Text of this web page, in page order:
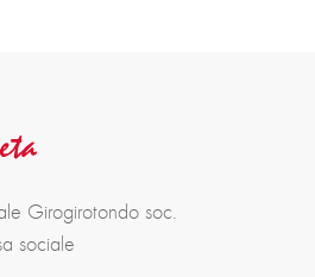
Girogirotondo soc.
sociale